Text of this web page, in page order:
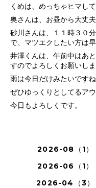
くめは、めっちゃヒマし
奥さんは、お昼から大丈
砂川さんは、１１時３０
で、マツエクしたい方は
井澤くんは、午前中はあ
すのでよろしくお願いしま
雨は今日だけみたいですね
ぜひゆっくりとしてるア
今日もよろしくです。
2026-08（1）
2026-06（1）
2026-04（3）